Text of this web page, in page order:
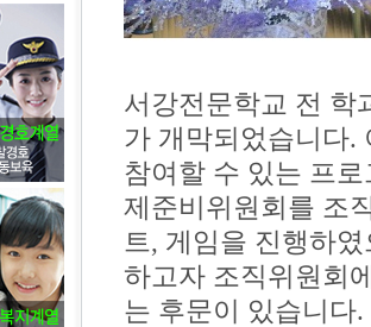
서강전문학교 전 학
가 개막되었습니다.
참여할 수 있는 프
제준비위원회를 조
트, 게임을 진행하
하고자 조직위원회
는 후문이 있습니다.